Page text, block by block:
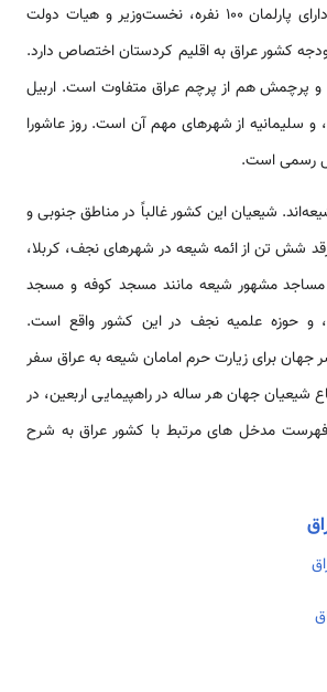
است. اقلیم کردستان دارای پارلمان ۱۰۰ نفره، نخست‌وزیر و هیات دولت
۱۷ درصد بودجه کشور عراق به اقلیم کردستان اختصاص دارد.
و پرچمش هم از پرچم عراق متفاوت است. اربیل
و سلیمانیه از شهرهای مهم آن است. روز عاشورا
رسمی است.
شیعیان این کشور غالباً در مناطق جنوبی و
شش تن از ائمه شیعه در شهرهای نجف، کربلا،
مساجد مشهور شیعه مانند مسجد کوفه و مسجد
و حوزه علمیه نجف در این کشور واقع است.
جهان برای زیارت حرم امامان شیعه به عراق سفر
شیعیان جهان هر ساله در راهپیمایی اربعین، در
مدخل های مرتبط با کشور عراق به شرح